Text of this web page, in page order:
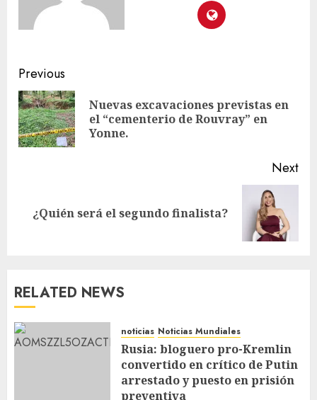
Previous
Nuevas excavaciones previstas en
el “cementerio de Rouvray” en
Yonne.
Next
¿Quién será el segundo finalista?
RELATED NEWS
noticias Noticias Mundiales
Rusia: bloguero pro-Kremlin
convertido en crítico de Putin
arrestado y puesto en prisión
preventiva